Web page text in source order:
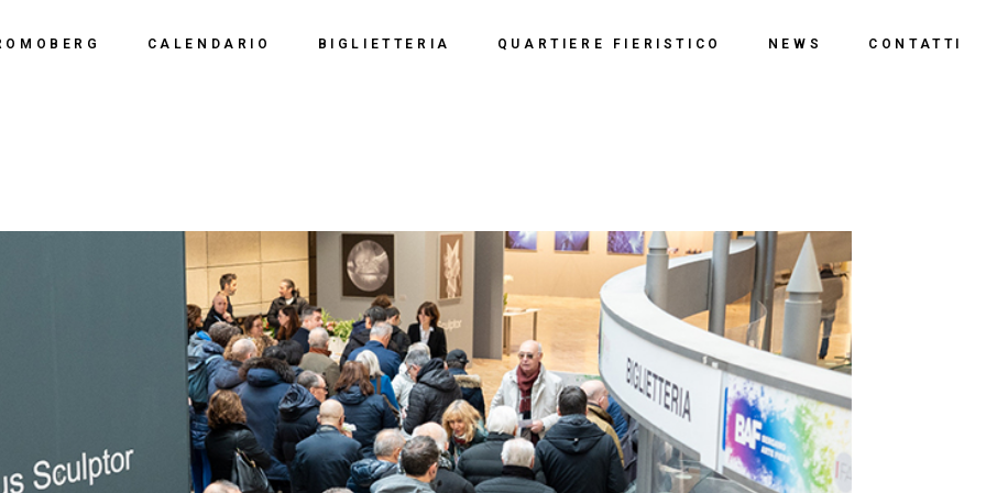
CALENDARIO
Calendario 2023
Calendario 2022
Calendario 2021
Calendario 2020
Calendario 2019
BIGLIETTERIA QUARTIERE FIERISTICO NEWS CONTATTI
Calendario 2026 Polo Espositivo